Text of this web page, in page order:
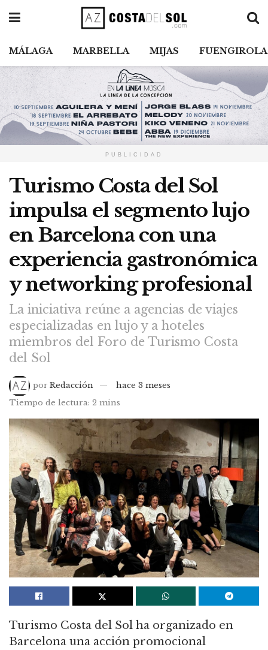
MÁLAGA MARBELLA MIJAS FUENGIROLA
PUBLICIDAD
Turismo Costa del Sol
impulsa el segmento lujo
en Barcelona con una
experiencia gastronómica
y networking profesional
La iniciativa reúne a agencias de viajes
especializadas en lujo y a hoteles
miembros del Foro de Turismo Costa
del Sol
por Redacción
hace 3 meses
Tiempo de lectura: 2 mins
Turismo Costa del Sol ha organizado en
Barcelona una acción promocional